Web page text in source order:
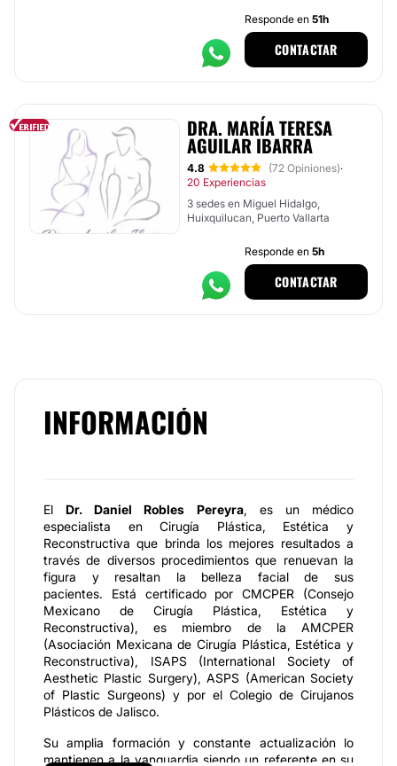
Responde en 51h
CONTACTAR
DRA. MARÍA TERESA
AGUILAR IBARRA
4.8 (72 Opiniones)·
20 Experiencias
3 sedes en Miguel Hidalgo,
Huixquilucan, Puerto Vallarta
Responde en 5h
CONTACTAR
INFORMACIÓN
ElDr. Daniel Robles Pereyra, es un médico
especialista en Cirugía Plástica, Estética y
Reconstructiva que brinda los mejores resultados a
través de diversos procedimientos que renuevan la
figura y resaltan la belleza facial de sus
pacientes. Está certificado por CMCPER (Consejo
Mexicano de Cirugía Plástica, Estética y
Reconstructiva), es miembro de la AMCPER
(Asociación Mexicana de Cirugía Plástica, Estética y
Reconstructiva), ISAPS (International Society of
Aesthetic Plastic Surgery), ASPS (American Society
of Plastic Surgeons) y por el Colegio de Cirujanos
Plásticos de Jalisco.
Su amplia formación y constante actualización lo
mantienen a la vanguardia siendo un referente en su